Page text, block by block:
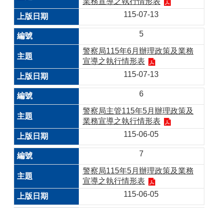
115-07-13
5
警察局115年6月辦理政策及業務
宣導之執行情形表
115-07-13
6
警察局主管115年5月辦理政策及
業務宣導之執行情形表
115-06-05
7
警察局115年5月辦理政策及業務
宣導之執行情形表
115-06-05